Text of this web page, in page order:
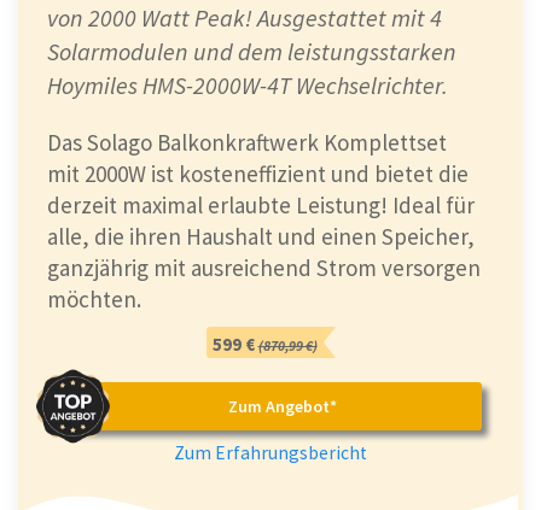
von 2000 Watt Peak! Ausgestattet mit 4
Solarmodulen und dem leistungsstarken
Hoymiles HMS-2000W-4T Wechselrichter.
Das Solago Balkonkraftwerk Komplettset
mit 2000W ist kosteneffizient und bietet die
derzeit maximal erlaubte Leistung! Ideal für
alle, die ihren Haushalt und einen Speicher,
ganzjährig mit ausreichend Strom versorgen
möchten.
599 €(870,99 €)
Zum Angebot*
Zum Erfahrungsbericht